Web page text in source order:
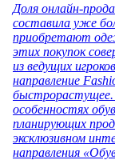
Доля онлайн-
составила уже
приобретают
этих покупок
из ведущих
направление
быстрорастущее.
особенностях
планирующих
эксклюзивном
направления